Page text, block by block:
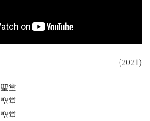
(2021)
堂
堂
堂